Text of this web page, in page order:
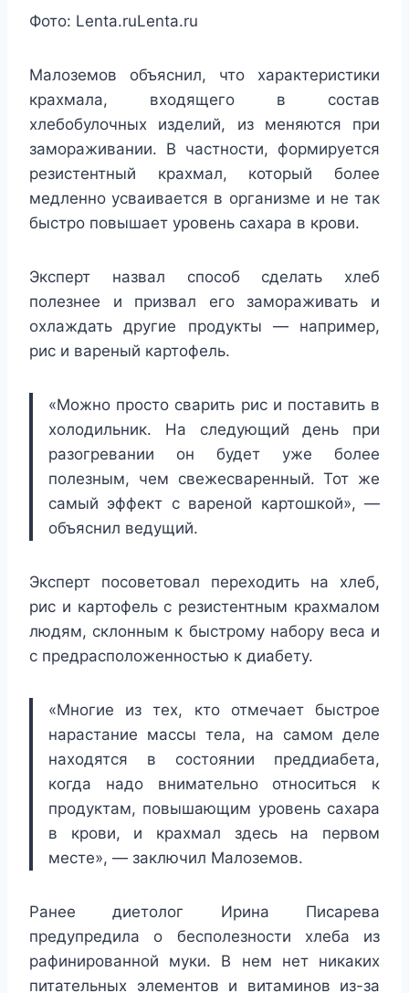
Фото: Lenta.ruLenta.ru
Малоземов объяснил, что характеристики
крахмала, входящего в состав
хлебобулочных изделий, из меняются при
замораживании. В частности, формируется
резистентный крахмал, который более
медленно усваивается в организме и не так
быстро повышает уровень сахара в крови.
Эксперт назвал способ сделать хлеб
полезнее и призвал его замораживать и
охлаждать другие продукты — например,
рис и вареный картофель.
«Можно просто сварить рис и поставить в
холодильник. На следующий день при
разогревании он будет уже более
полезным, чем свежесваренный. Тот же
самый эффект с вареной картошкой», —
объяснил ведущий.
Эксперт посоветовал переходить на хлеб,
рис и картофель с резистентным крахмалом
людям, склонным к быстрому набору веса и
с предрасположенностью к диабету.
«Многие из тех, кто отмечает быстрое
нарастание массы тела, на самом деле
находятся в состоянии преддиабета,
когда надо внимательно относиться к
продуктам, повышающим уровень сахара
в крови, и крахмал здесь на первом
месте», — заключил Малоземов.
Ранее диетолог Ирина Писарева
предупредила о бесполезности хлеба из
рафинированной муки. В нем нет никаких
питательных элементов и витаминов из-за